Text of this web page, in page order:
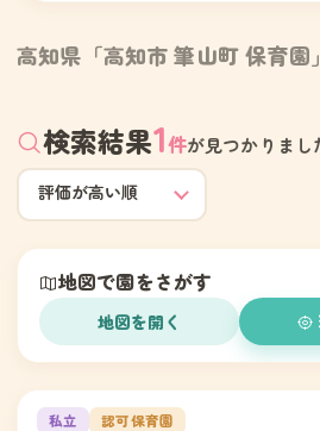
高知県「高知市 筆山町 保育園
検索結果1件が見つかりまし
地図で園をさがす
地図を開く
1私立 認可保育園